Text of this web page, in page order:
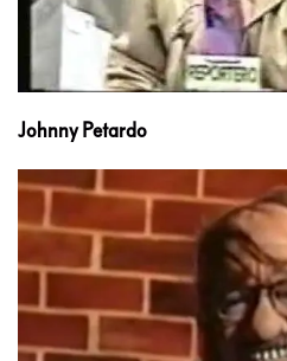
Johnny Petardo